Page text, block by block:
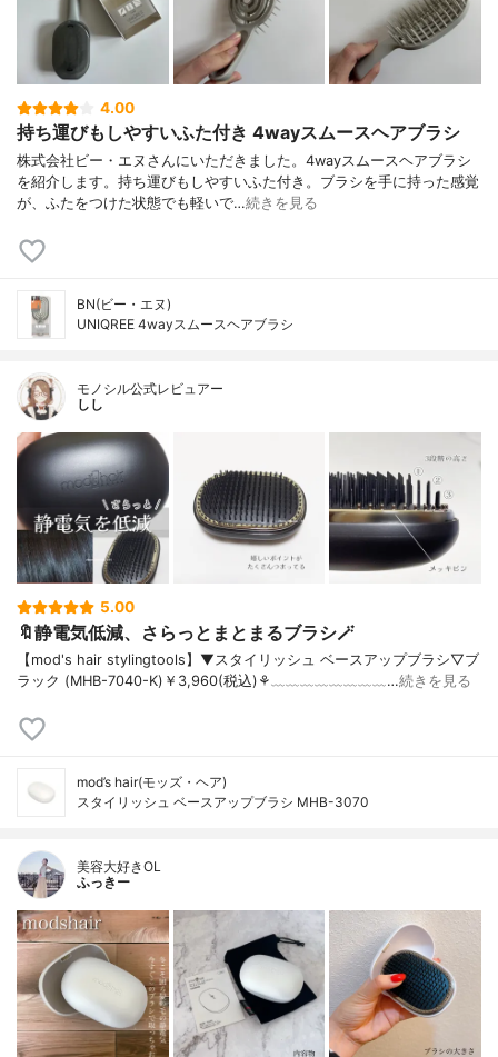
4.00
持ち運びもしやすいふた付き 4wayスムースヘアブラシ
株式会社ビー・エヌさんにいただきました。4wayスムースヘアブラシ
を紹介します。持ち運びもしやすいふた付き。ブラシを手に持った感覚
が、ふたをつけた状態でも軽いで…続きを見る
BN(ビー・エヌ)
UNIQREE 4wayスムースヘアブラシ
モノシル公式レビュアー
しし
5.00
🔖静電気低減、さらっとまとまるブラシ🪄︎︎
【mod's hair stylingtools】▼スタイリッシュ ベースアップブラシ▽ブ
ラック (MHB-7040-K)￥3,960(税込)⚘﹏﹏﹏﹏﹏﹏﹏﹏…続きを見る
mod’s hair(モッズ・ヘア)
スタイリッシュ ベースアップブラシ MHB-3070
美容大好きOL
ふっきー